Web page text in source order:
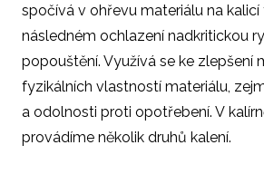
spočívá v ohřevu materiálu na
následném ochlazení nadkritickou
popouštění. Využívá se ke zlepšení
fyzikálních vlastností materiálu,
a odolnosti proti opotřebení. V
provádíme několik druhů kalení.